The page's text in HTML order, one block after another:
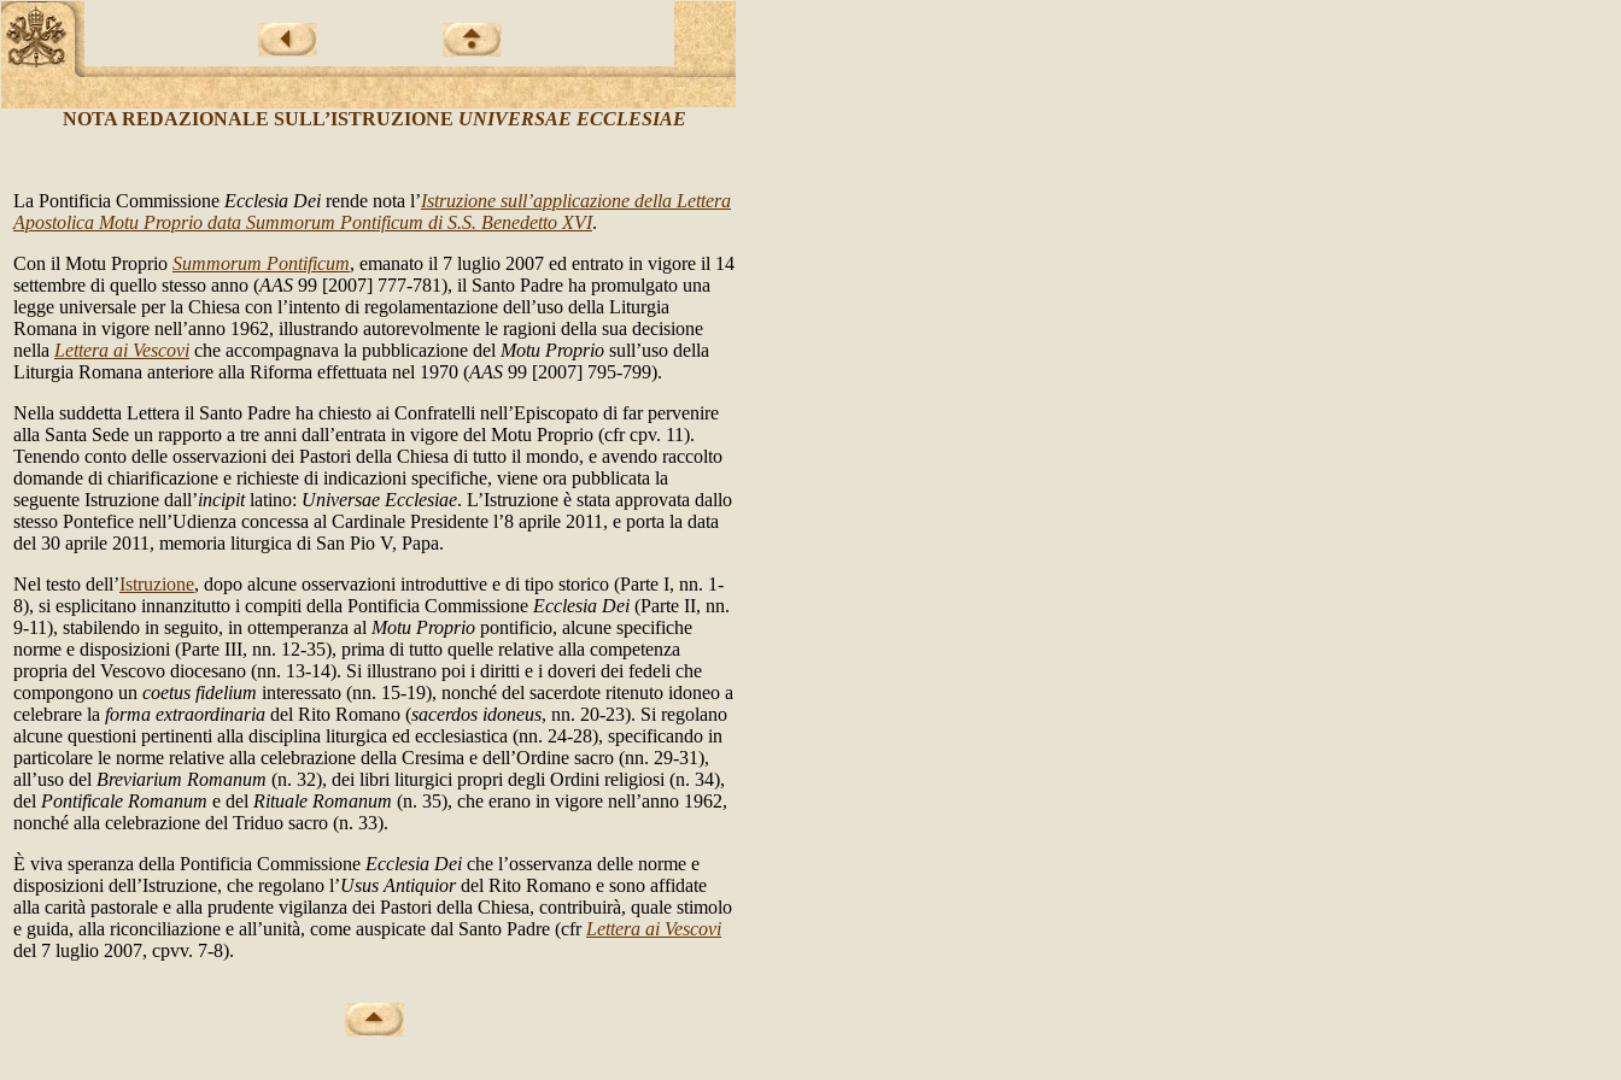
NOTA REDAZIONALE SULL’ISTRUZIONE UNIVERSAE ECCLESIAE
La Pontificia Commissione Ecclesia Dei rende nota l’Istruzione sull’applicazione della Lettera
Apostolica Motu Proprio data Summorum Pontificum di S.S. Benedetto XVI.
Con il Motu Proprio Summorum Pontificum, emanato il 7 luglio 2007 ed entrato in vigore il 14
settembre di quello stesso anno (AAS 99 [2007] 777-781), il Santo Padre ha promulgato una
legge universale per la Chiesa con l’intento di regolamentazione dell’uso della Liturgia
Romana in vigore nell’anno 1962, illustrando autorevolmente le ragioni della sua decisione
nella Lettera ai Vescovi che accompagnava la pubblicazione del Motu Proprio sull’uso della
Liturgia Romana anteriore alla Riforma effettuata nel 1970 (AAS 99 [2007] 795-799).
Nella suddetta Lettera il Santo Padre ha chiesto ai Confratelli nell’Episcopato di far pervenire
alla Santa Sede un rapporto a tre anni dall’entrata in vigore del Motu Proprio (cfr cpv. 11).
Tenendo conto delle osservazioni dei Pastori della Chiesa di tutto il mondo, e avendo raccolto
domande di chiarificazione e richieste di indicazioni specifiche, viene ora pubblicata la
seguente Istruzione dall’incipitlatino: Universae Ecclesiae. L’Istruzione è stata approvata dallo
stesso Pontefice nell’Udienza concessa al Cardinale Presidente l’8 aprile 2011, e porta la data
del 30 aprile 2011, memoria liturgica di San Pio V, Papa.
Nel testo dell’Istruzione, dopo alcune osservazioni introduttive e di tipo storico (Parte I, nn. 1-
8), si esplicitano innanzitutto i compiti della Pontificia Commissione Ecclesia Dei (Parte II, nn.
9-11), stabilendo in seguito, in ottemperanza al Motu Proprio pontificio, alcune specifiche
norme e disposizioni (Parte III, nn. 12-35), prima di tutto quelle relative alla competenza
propria del Vescovo diocesano (nn. 13-14). Si illustrano poi i diritti e i doveri dei fedeli che
compongono un coetus fidelium interessato (nn. 15-19), nonché del sacerdote ritenuto idoneo a
celebrare la forma extraordinaria del Rito Romano (sacerdos idoneus, nn. 20-23). Si regolano
alcune questioni pertinenti alla disciplina liturgica ed ecclesiastica (nn. 24-28), specificando in
particolare le norme relative alla celebrazione della Cresima e dell’Ordine sacro (nn. 29-31),
all’uso del Breviarium Romanum (n. 32), dei libri liturgici propri degli Ordini religiosi (n. 34),
del Pontificale Romanum e del Rituale Romanum (n. 35), che erano in vigore nell’anno 1962,
nonché alla celebrazione del Triduo sacro (n. 33).
È viva speranza della Pontificia Commissione Ecclesia Dei che l’osservanza delle norme e
disposizioni dell’Istruzione, che regolano l’Usus Antiquiordel Rito Romano e sono affidate
alla carità pastorale e alla prudente vigilanza dei Pastori della Chiesa, contribuirà, quale stimolo
e guida, alla riconciliazione e all’unità, come auspicate dal Santo Padre (cfr Lettera ai Vescovi
del 7 luglio 2007, cpvv. 7-8).